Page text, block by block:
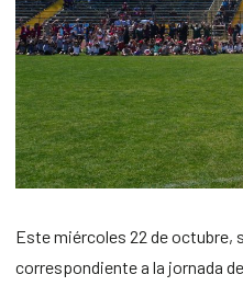
Este miércoles 22 de octubre,
correspondiente a la jornada